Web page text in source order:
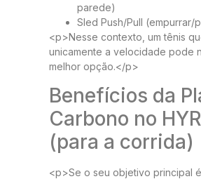
parede)
Sled Push/Pull (empurrar/
<p>Nesse contexto, um tênis
unicamente a velocidade pode
melhor opção.</p>
Benefícios da
Carbono no
(para a corrida)
<p>Se o seu objetivo principal